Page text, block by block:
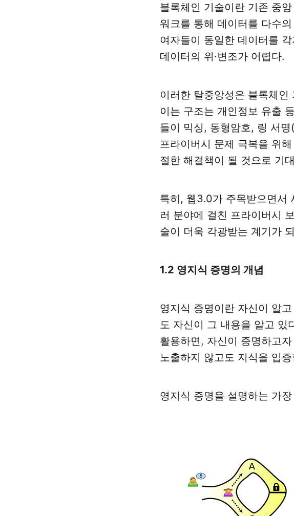
블록체인 기술이란 기존 중
워크를 통해 데이터를 다수
여자들이 동일한 데이터를
데이터의 위·변조가 어렵다.
이러한 탈중앙성은 블록체
이는 구조는 개인정보 유출
들이 믹싱, 동형암호, 링 서
프라이버시 문제 극복을 위
절한 해결책이 될 것으로 기
특히, 웹3.0가 주목받으면서
러 분야에 걸친 프라이버시
술이 더욱 각광받는 계기가
1.2 영지식 증명의 개념
영지식 증명이란 자신이 알
도 자신이 그 내용을 알고 있
활용하면, 자신이 증명하고
노출하지 않고도 지식을 입
영지식 증명을 설명하는 가